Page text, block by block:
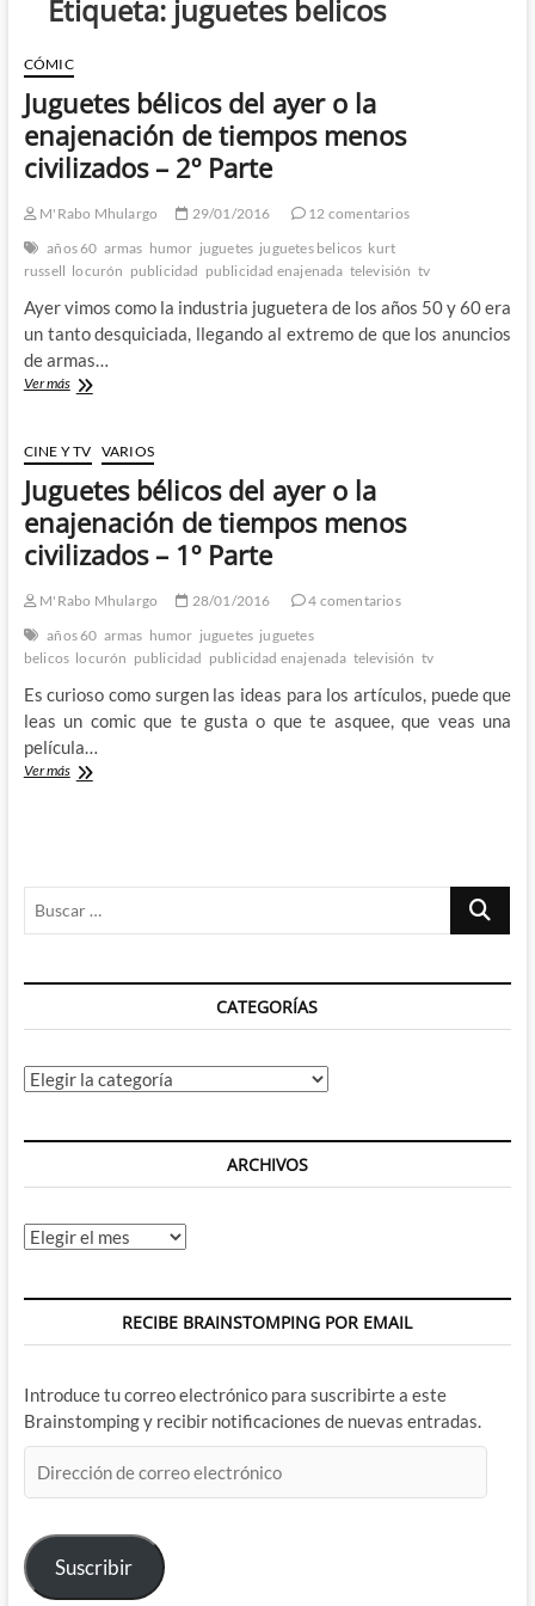
Etiqueta: juguetes belicos
CÓMIC
Juguetes bélicos del ayer o la
enajenación de tiempos menos
civilizados – 2º Parte
M'Rabo Mhulargo 29/01/2016
12 comentarios
años 60 armas humor juguetes juguetes belicos kurt
russell locurón publicidad publicidad enajenada televisión tv
Ayer vimos como la industria juguetera de los años 50 y 60 era
un tanto desquiciada, llegando al extremo de que los anuncios
de armas…
Ver másJuguetes
ayer
o
la
enajenación
de
tiempos
civilizados
2º
Parte
CINE Y TV VARIOS
Juguetes bélicos del ayer o la
enajenación de tiempos menos
civilizados – 1º Parte
M'Rabo Mhulargo 28/01/2016
4 comentarios
años 60 armas humor juguetes juguetes
belicos locurón publicidad publicidad enajenada televisión tv
Es curioso como surgen las ideas para los artículos, puede que
leas un comic que te gusta o que te asquee, que veas una
película…
Ver másJuguetes
de
tiempos
civilizados
1º
Buscar
CATEGORÍAS
Categorías
ARCHIVOS
Archivos
RECIBE BRAINSTOMPING POR EMAIL
Introduce tu correo electrónico para suscribirte a este
Brainstomping y recibir notificaciones de nuevas entradas.
de
electrónico
Suscribir